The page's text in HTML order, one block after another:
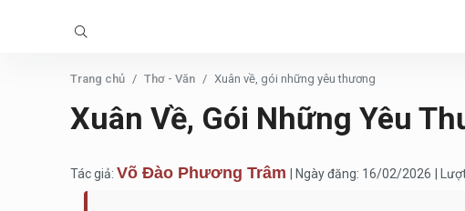
Trang chủ Thơ - Văn Xuân về, gói những yêu thương
Xuân Về, Gói Những Yêu
Tác giả: Võ Đào Phương Trâm | Ngày đăng: 16/02/2026 |